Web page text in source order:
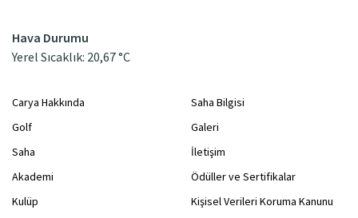
Hava Durumu
Yerel Sıcaklık: 20,67 °C
Carya Hakkında
Golf
Saha
Akademi
Kulüp
Saha Bilgisi
Galeri
İletişim
Ödüller ve Sertifikalar
Kişisel Verileri Koruma Kanunu